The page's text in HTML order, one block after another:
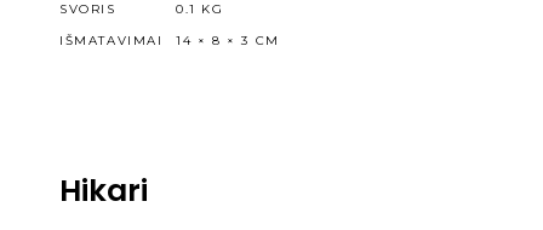
SVORIS
0.1 KG
IŠMATAVIMAI
14 × 8 × 3 CM
Hikari